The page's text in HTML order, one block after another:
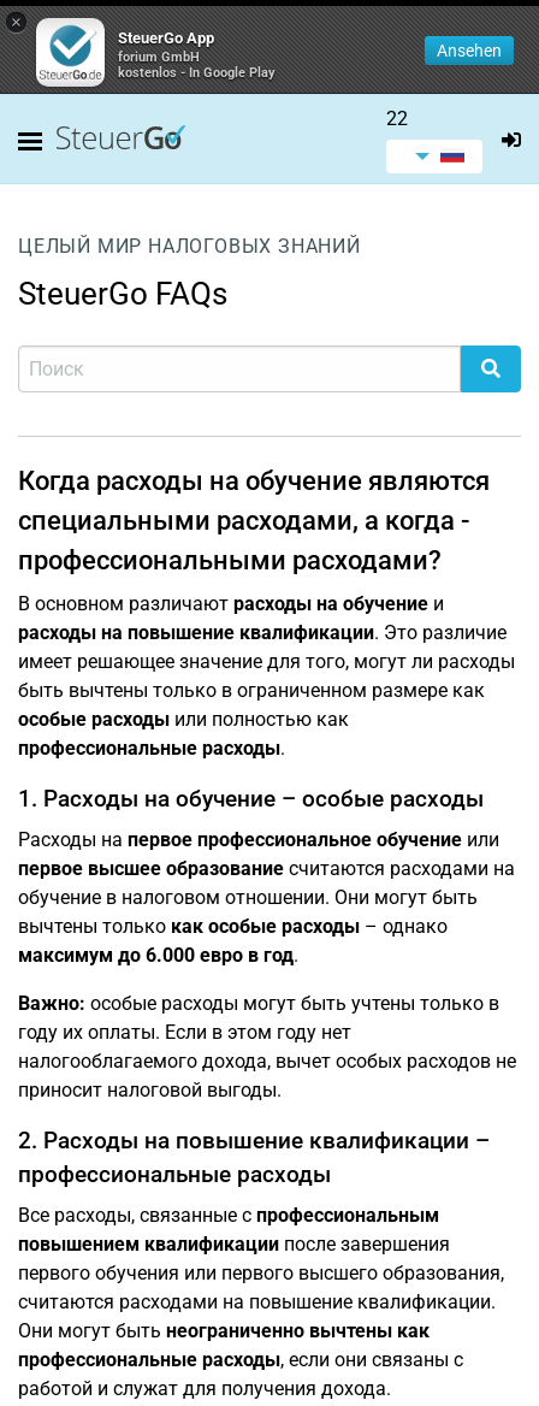
×
SteuerGo App
forium GmbH
kostenlos - In Google Play
Ansehen
22
ЦЕЛЫЙ МИР НАЛОГОВЫХ ЗНАНИЙ
SteuerGo FAQs
Когда расходы на обучение являются
специальными расходами, а когда -
профессиональными расходами?
В основном различают расходы на обучение и
расходы на повышение квалификации. Это различие
имеет решающее значение для того, могут ли расходы
быть вычтены только в ограниченном размере как
особые расходы или полностью как
профессиональные расходы.
1. Расходы на обучение – особые расходы
Расходы на первое профессиональное обучение или
первое высшее образование считаются расходами на
обучение в налоговом отношении. Они могут быть
вычтены только как особые расходы – однако
максимум до 6.000 евро в год.
Важно: особые расходы могут быть учтены только в
году их оплаты. Если в этом году нет
налогооблагаемого дохода, вычет особых расходов не
приносит налоговой выгоды.
2. Расходы на повышение квалификации –
профессиональные расходы
Все расходы, связанные с профессиональным
повышением квалификации после завершения
первого обучения или первого высшего образования,
считаются расходами на повышение квалификации.
Они могут быть неограниченно вычтены как
профессиональные расходы, если они связаны с
работой и служат для получения дохода.